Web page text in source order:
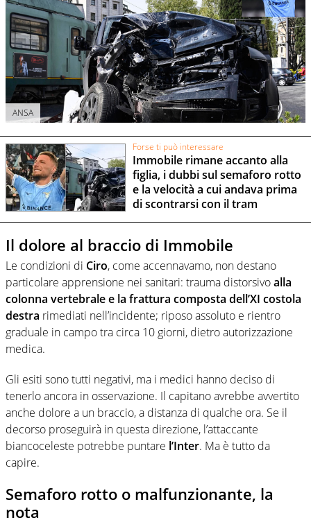
ANSA
Forse ti può interessare
Immobile rimane accanto alla
figlia, i dubbi sul semaforo rotto
e la velocità a cui andava prima
di scontrarsi con il tram
Il dolore al braccio di Immobile
Le condizioni di Ciro, come accennavamo, non destano
particolare apprensione nei sanitari: trauma distorsivoalla
colonna vertebrale e la frattura composta dell’XI costola
destra rimediati nell’incidente; riposo assoluto e rientro
graduale in campo tra circa 10 giorni, dietro autorizzazione
medica.
Gli esiti sono tutti negativi, ma i medici hanno deciso di
tenerlo ancora in osservazione. Il capitano avrebbe avvertito
anche dolore a un braccio, a distanza di qualche ora. Se il
decorso proseguirà in questa direzione, l’attaccante
biancoceleste potrebbe puntare l’Inter. Ma è tutto da
capire.
Semaforo rotto o malfunzionante, la
nota